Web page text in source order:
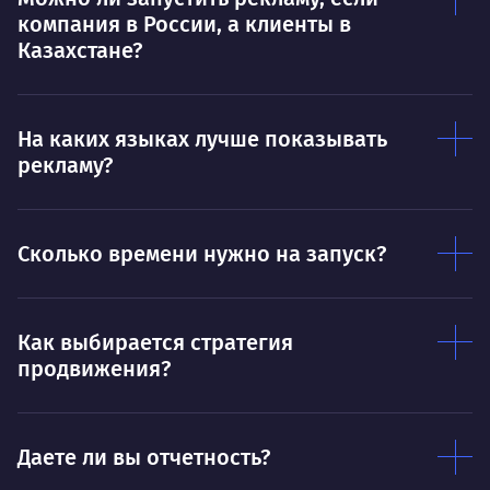
Дышать. Без этого совсем не могу.
Умею
Договариваться.
сказано.
О
компания в России, а клиенты в
Казахстане?
На каких языках лучше показывать
рекламу?
Сколько времени нужно на запуск?
Как выбирается стратегия
продвижения?
Даете ли вы отчетность?